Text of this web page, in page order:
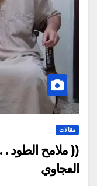
مقالات
العجاوي